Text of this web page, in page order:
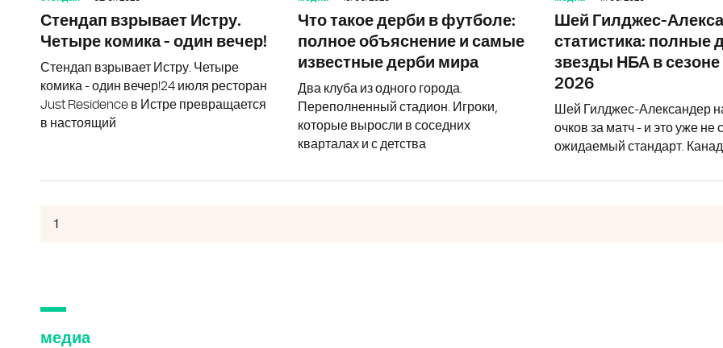
Стендап взрывает Истру.
Четыре комика - один вечер!
Стендап взрывает Истру. Четыре
комика - один вечер!24 июля ресторан
Just Residence в Истре превращается
в настоящий
Что такое дерби в футболе:
полное объяснение и самые
известные дерби мира
Два клуба из одного города.
Переполненный стадион. Игроки,
которые выросли в соседних
кварталах и с детства
Шей Гилджес-
статистика: полные
звезды НБА в
2026
Шей Гилджес-Александер
очков за матч - и это уже не
ожидаемый стандарт.
медиа